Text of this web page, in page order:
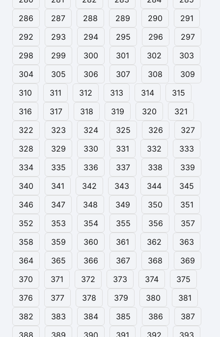
286
287 288 289 290
291
292
293 294 295 296
297
298
299 300 301 302
303
304
305 306 307 308
309
310
311 312 313 314
315
316
317 318 319 320
321
322
323 324 325 326
327
328
329 330 331 332
333
334
335 336 337 338
339
340
341 342 343 344
345
346
347 348 349 350
351
352
353 354 355 356
357
358
359 360 361 362
363
364
365 366 367 368
369
370
371 372 373 374
375
376
377 378 379 380
381
382
383 384 385 386
387
388
389 390 391 392 393